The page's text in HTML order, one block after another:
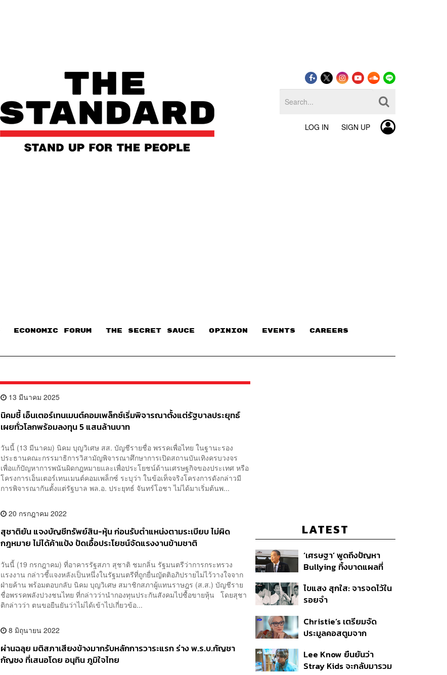
LOG IN SIGN UP
ECONOMIC FORUM THE SECRET SAUCE​ OPINION EVENTS CAREERS
13 มีนาคม 2025
นิคมชี้ เอ็นเตอร์เทนเมนต์คอมเพล็กซ์เริ่มพิจารณาตั้งแต่รัฐบาลประยุทธ์
เผยทั่วโลกพร้อมลงทุน 5 แสนล้านบาท
วันนี้ (13 มีนาคม) นิคม บุญวิเศษ สส. บัญชีรายชื่อ พรรคเพื่อไทย ในฐานะรอง
ประธานคณะกรรมาธิการวิสามัญพิจารณาศึกษาการเปิดสถานบันเทิงครบวงจร
เพื่อแก้ปัญหาการพนันผิดกฎหมายและเพื่อประโยชน์ด้านเศรษฐกิจของประเทศ หรือ
โครงการเอ็นเตอร์เทนเมนต์คอมเพล็กซ์ ระบุว่า ในข้อเท็จจริงโครงการดังกล่าวมี
การพิจารณากันตั้งแต่รัฐบาล พล.อ. ประยุทธ์ จันทร์โอชา ไม่ได้มาเริ่มต้นพ...
20 กรกฎาคม 2022
สุชาติยัน แจงบัญชีทรัพย์สิน-หุ้น ก่อนรับตำแหน่งตามระเบียบ ไม่ผิด
กฎหมาย ไม่ได้ค้าแป้ง ปัดเอื้อประโยชน์จัดแรงงานข้ามชาติ
วันนี้ (19 กรกฎาคม) ที่อาคารรัฐสภา สุชาติ ชมกลิ่น รัฐมนตรีว่าการกระทรวง
แรงงาน กล่าวชี้แจงหลังเป็นหนึ่งในรัฐมนตรีที่ถูกยื่นญัตติอภิปรายไม่ไว้วางใจจาก
ฝ่ายค้าน พร้อมตอบกลับ นิคม บุญวิเศษ สมาชิกสภาผู้แทนราษฎร (ส.ส.) บัญชีราย
ชื่อพรรคพลังปวงชนไทย ที่กล่าวว่านำกองทุนประกันสังคมไปซื้อขายหุ้น โดยสุชา
ติกล่าวว่า ตนขอยืนยันว่าไม่ได้เข้าไปเกี่ยวข้อ...
8 มิถุนายน 2022
ผ่านฉลุย มติสภาเสียงข้างมากรับหลักการวาระแรก ร่าง พ.ร.บ.กัญชา
กัญชง ที่เสนอโดย อนุทิน ภูมิใจไทย
LATEST
‘เศรษฐา’ พูดถึงปัญหา
Bullying ทิ้งบาดแผลที่
รับฟัง-ช่วยเด็กให้เร็ว
ไขแสง สุกใส: จารจดไว้ใน
รอยจำ
Christie’s เตรียมจัด
ประมูลคอสตูมจาก
Wears Prada 2
Lee Know ยืนยันว่า
Stray Kids จะกลับมารวม